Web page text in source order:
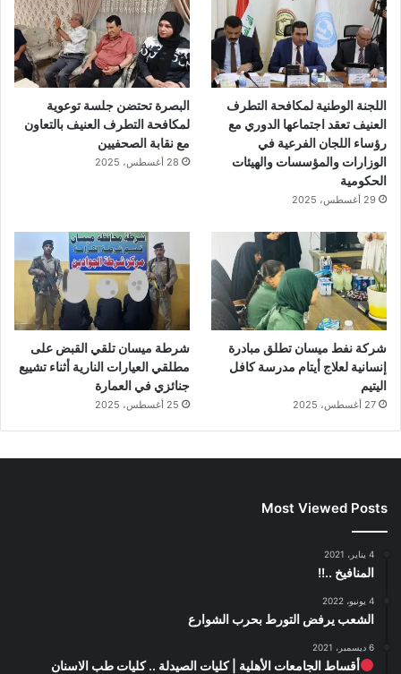
اللجنة الوطنية لمكافحة التطرف
العنيف تعقد اجتماعها الدوري مع
رؤساء اللجان الفرعية في
الوزارات والمؤسسات والهيئات
الحكومية
29 أغسطس، 2025
البصرة تحتضن جلسة توعوية
لمكافحة التطرف العنيف بالتعاون
مع نقابة الصحفيين
28 أغسطس، 2025
شركة نفط ميسان تطلق مبادرة
إنسانية لعلاج أيتام مدرسة كافل
اليتيم
27 أغسطس، 2025
شرطة ميسان تلقي القبض على
مطلقي العيارات النارية أثناء تشييع
جنائزي في العمارة
25 أغسطس، 2025
Most Viewed Posts
4 يناير، 2021
المنافيخ ..!!
4 يونيو، 2022
الشعب يرفض التورط بحرب الشوارع
6 ديسمبر، 2021
أقساط الجامعات الأهلية | كليات الصيدلة .. كليات طب الاسنان